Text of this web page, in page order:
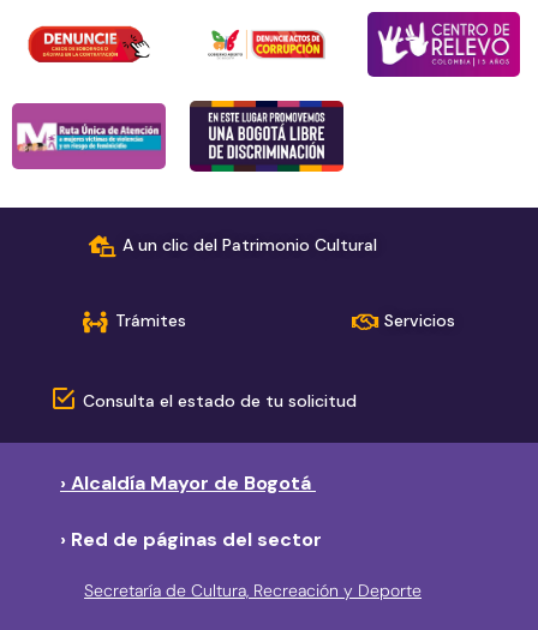
A un clic del Patrimonio Cultural
Trámites Servicios
Consulta el estado de tu solicitud
› Alcaldía Mayor de Bogotá
› Red de páginas del sector
Secretaría de Cultura, Recreación y Deporte